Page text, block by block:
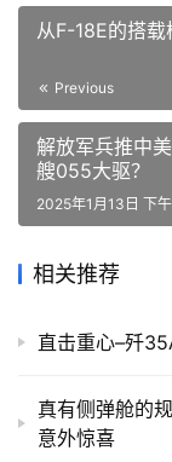
从F-18E的搭
Previous
解放军兵推中
艘055大驱？
2025年1月13日 下
相关推荐
直击重心–歼
真有侧弹舱的
意外惊喜